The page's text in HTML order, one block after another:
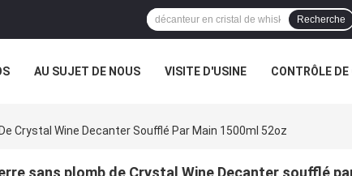
Recherche
AU SUJET DE NOUS VISITE D'USINE CONTRÔLE
Crystal Wine Decanter Soufflé Par Main 1500ml 52oz
sans plomb de Crystal Wine Decanter soufflé